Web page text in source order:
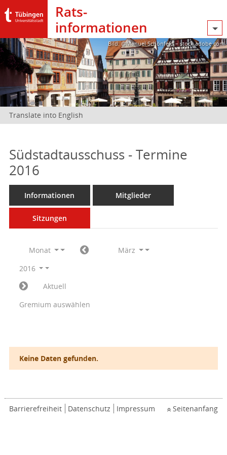
Rats­
informationen
Bild: @Manuel Schönfeld – stock.adobe.com
Translate into English
Südstadtausschuss - Termine
2016
Informationen Mitglieder
Sitzungen
Monat
März
2016
Aktuell
Gremium auswählen
Keine Daten gefunden.
Barrierefreiheit Datenschutz Impressum Seitenanfang